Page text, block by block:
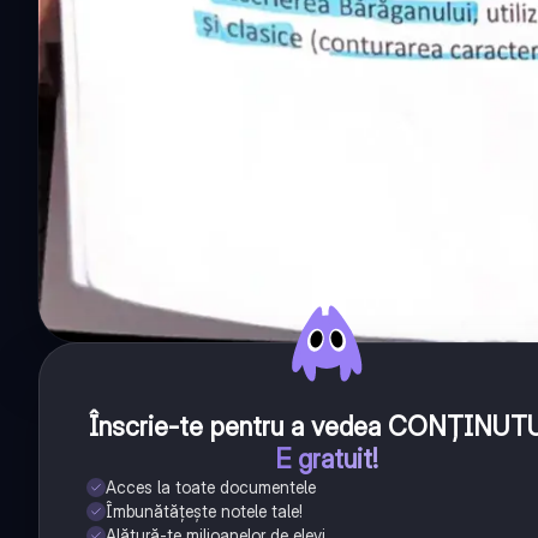
Înscrie-te pentru a vedea
E gratuit!
Acces la toate documentele
Îmbunătățește notele tale!